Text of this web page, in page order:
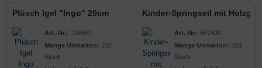
Plüsch Igel "Ingo" 20cm
Art.-Nr.: 115580
Menge Umkarton: 132
Stück
Kinder-Springseil mit
Art.-Nr.: 547400
Menge Umkarton: 250
Stück